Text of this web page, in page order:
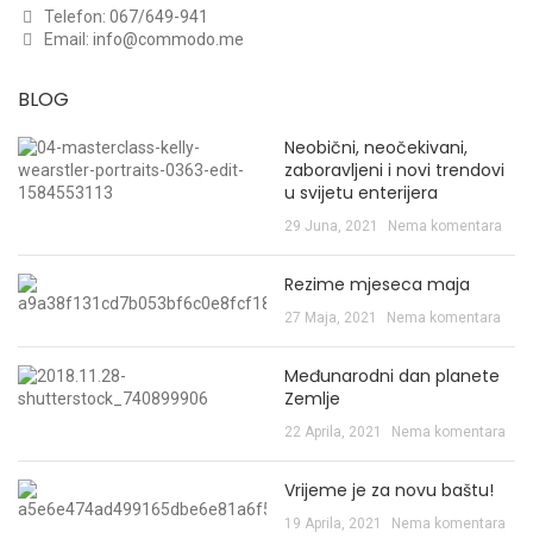
Telefon: 067/649-941
Email: info@commodo.me
BLOG
Neobični, neočekivani,
zaboravljeni i novi trendovi
u svijetu enterijera
29 Juna, 2021 Nema komentara
Rezime mjeseca maja
27 Maja, 2021 Nema komentara
Međunarodni dan planete
Zemlje
22 Aprila, 2021 Nema komentara
Vrijeme je za novu baštu!
19 Aprila, 2021 Nema komentara